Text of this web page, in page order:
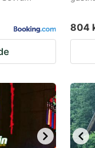
804